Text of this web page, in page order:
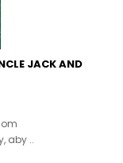
JACK AND
aby ..